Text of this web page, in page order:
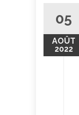
05
AOÛT
2022